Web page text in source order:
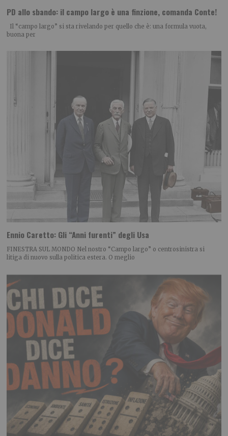
PD allo sbando: il campo largo è una finzione, comanda Conte!
Il “campo largo” si sta rivelando per quello che è: una formula vuota,
buona per
Ennio Caretto: Gli “Anni furenti” degli Usa
FINESTRA SUL MONDO Nel nostro “Campo largo” o centrosinistra si
litiga di nuovo sulla politica estera. O meglio